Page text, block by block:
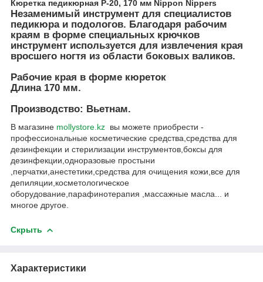
Кюретка педикюрная P-20, 170 мм Nippon Nippers
Незаменимый инструмент для специалистов
педикюра и подологов. Благодаря рабочим
краям в форме специальных крючков
инструмент используется для извлечения края
вросшего ногтя из области боковых валиков.
Рабочие края в форме кюреток
Длина 170 мм.
Производство: Вьетнам.
В магазине mollystore.kz вы можете приобрести -
профессиональные косметические средства,средства для
дезинфекции и стерилизации инструментов,боксы для
дезинфекции,одноразовые простыни
,перчатки,анестетики,средства для очищения кожи,все для
депиляции,косметологическое
оборудование,парафинотерапия ,массажные масла... и
многое другое.
Скрыть
Характеристики